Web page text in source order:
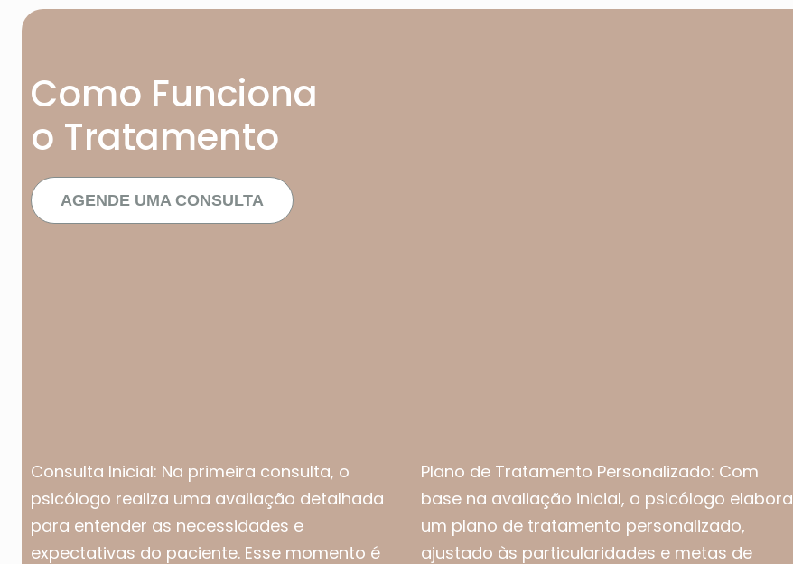
Como Funciona
o Tratamento
AGENDE UMA CONSULTA
Consulta Inicial: Na primeira consulta, o
psicólogo realiza uma avaliação detalhada
para entender as necessidades e
expectativas do paciente. Esse momento é
Plano de Tratamento Personalizado: Com
base na avaliação inicial, o psicólogo elabora
um plano de tratamento personalizado,
ajustado às particularidades e metas de